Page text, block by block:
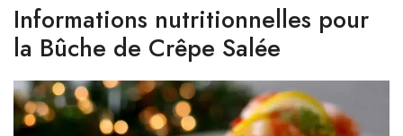
Informations nutritionnelles pour
la Bûche de Crêpe Salée